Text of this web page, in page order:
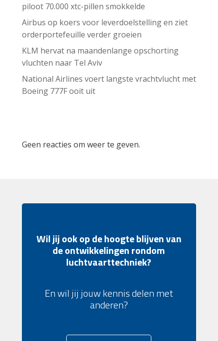
piloot 70.000 xtc-pillen smokkelde
Airbus op koers voor leverdoelstelling en ziet
orderportefeuille verder groeien
KLM hervat na maandenlange opschorting
vluchten naar Tel Aviv
National Airlines voert langste vrachtvlucht met
Boeing 777F ooit uit
Geen reacties om weer te geven.
Wil jij ook op de hoogte blijven van
de ontwikkelingen rondom
luchtvaarttechniek?
En wil jij jouw kennis delen met
anderen?